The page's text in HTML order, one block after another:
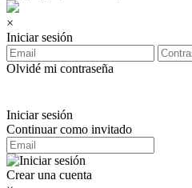
×
Iniciar sesión
Olvidé mi contraseña
Iniciar sesión
Continuar como invitado
Crear una cuenta